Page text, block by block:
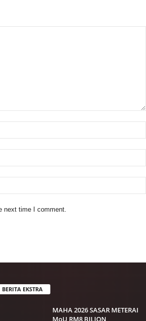
next time I comment.
BERITA EKSTRA
MAHA 2026 SASAR METERAI
MoU RM8 BILION